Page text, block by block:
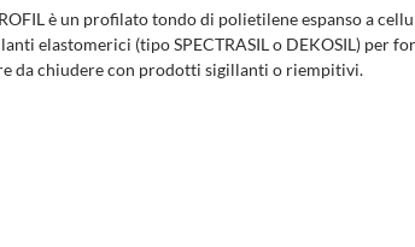
è un profilato tondo di polietilene espanso a
elastomerici (tipo SPECTRASIL o DEKOSIL) per
da chiudere con prodotti sigillanti o riempitivi.